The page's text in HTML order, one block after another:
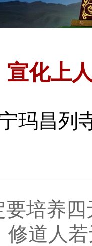
宣化上
玛昌列
培养
修道人